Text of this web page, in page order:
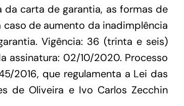
carta de garantia, as formas de
caso de aumento da inadimplência
Vigência: 36 (trinta e seis)
assinatura: 02/10/2020. Processo
2016, que regulamenta a Lei das
de Oliveira e Ivo Carlos Zecchin